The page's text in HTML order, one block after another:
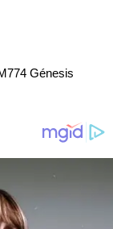
Génesis